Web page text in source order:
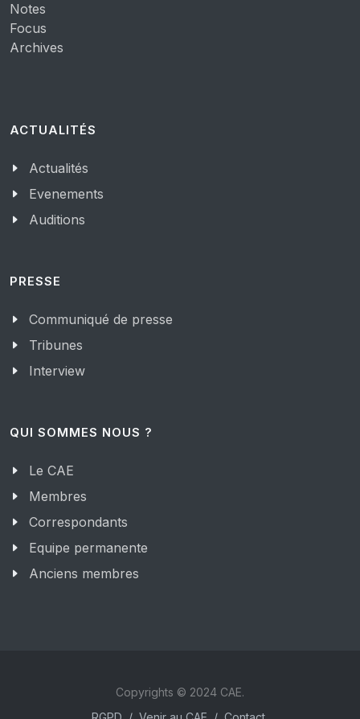
Notes
Focus
Archives
ACTUALITÉS
Actualités
Evenements
Auditions
PRESSE
Communiqué de presse
Tribunes
Interview
QUI SOMMES NOUS ?
Le CAE
Membres
Correspondants
Equipe permanente
Anciens membres
Copyrights © 2024 CAE.